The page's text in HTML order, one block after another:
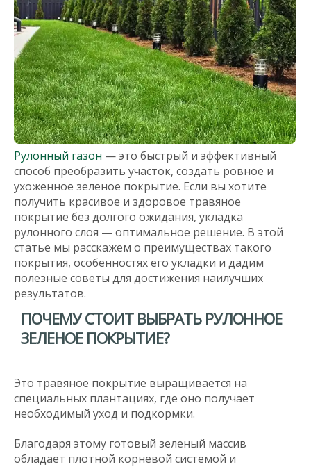
Рулонный газон — это быстрый и эффективный
способ преобразить участок, создать ровное и
ухоженное зеленое покрытие. Если вы хотите
получить красивое и здоровое травяное
покрытие без долгого ожидания, укладка
рулонного слоя — оптимальное решение. В этой
статье мы расскажем о преимуществах такого
покрытия, особенностях его укладки и дадим
полезные советы для достижения наилучших
результатов.
ПОЧЕМУ СТОИТ ВЫБРАТЬ РУЛОННОЕ
ЗЕЛЕНОЕ ПОКРЫТИЕ?
Это травяное покрытие выращивается на
специальных плантациях, где оно получает
необходимый уход и подкормки.
Благодаря этому готовый зеленый массив
обладает плотной корневой системой и